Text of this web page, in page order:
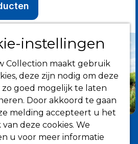
instellingen
Collection maakt gebruik
deze zijn nodig om deze
zo goed mogelijk te laten
Door akkoord te gaan
melding accepteert u het
deze cookies. We
u voor meer informatie